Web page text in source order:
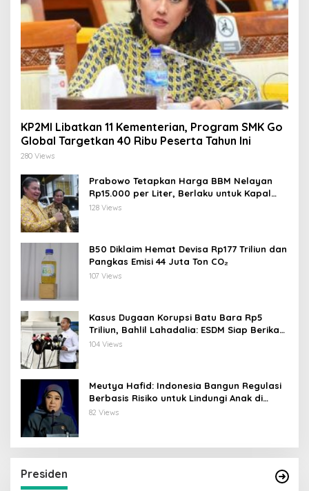
KP2MI Libatkan 11 Kementerian, Program SMK Go
Global Targetkan 40 Ribu Peserta Tahun Ini
280 Views
Prabowo Tetapkan Harga BBM Nelayan
Rp15.000 per Liter, Berlaku untuk Kapal
30-200 GT
128 Views
B50 Diklaim Hemat Devisa Rp177 Triliun dan
Pangkas Emisi 44 Juta Ton CO₂
107 Views
Kasus Dugaan Korupsi Batu Bara Rp5
Triliun, Bahlil Lahadalia: ESDM Siap Berikan
Data
104 Views
Meutya Hafid: Indonesia Bangun Regulasi
Berbasis Risiko untuk Lindungi Anak di
Dunia Digital
82 Views
Presiden